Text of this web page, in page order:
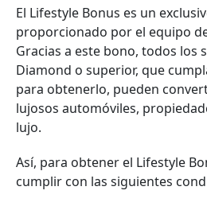
El Lifestyle Bonus es un
proporcionado por el equipo
Gracias a este bono, todos los
Diamond o superior, que
para obtenerlo, pueden
lujosos automóviles,
lujo.
Así, para obtener el Lifestyle
cumplir con las siguientes